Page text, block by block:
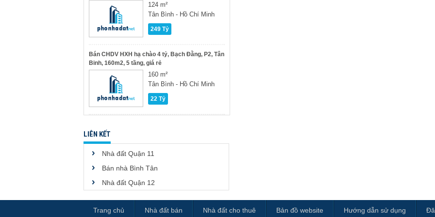
124 m²
Tân Bình - Hồ Chí Minh
249 Tỷ
Bán CHDV HXH hạ chào 4 tỷ, Bạch Đằng, P2, Tân
Binh, 160m2, 5 tầng, giá rẻ
160 m²
Tân Bình - Hồ Chí Minh
22 Tỷ
LIÊN KẾT
Nhà đất Quận 11
Bán nhà Bình Tân
Nhà đất Quận 12
Trang chủ Nhà đất bán Nhà đất cho thuê Bản đồ website Hướng dẫn sử dụng